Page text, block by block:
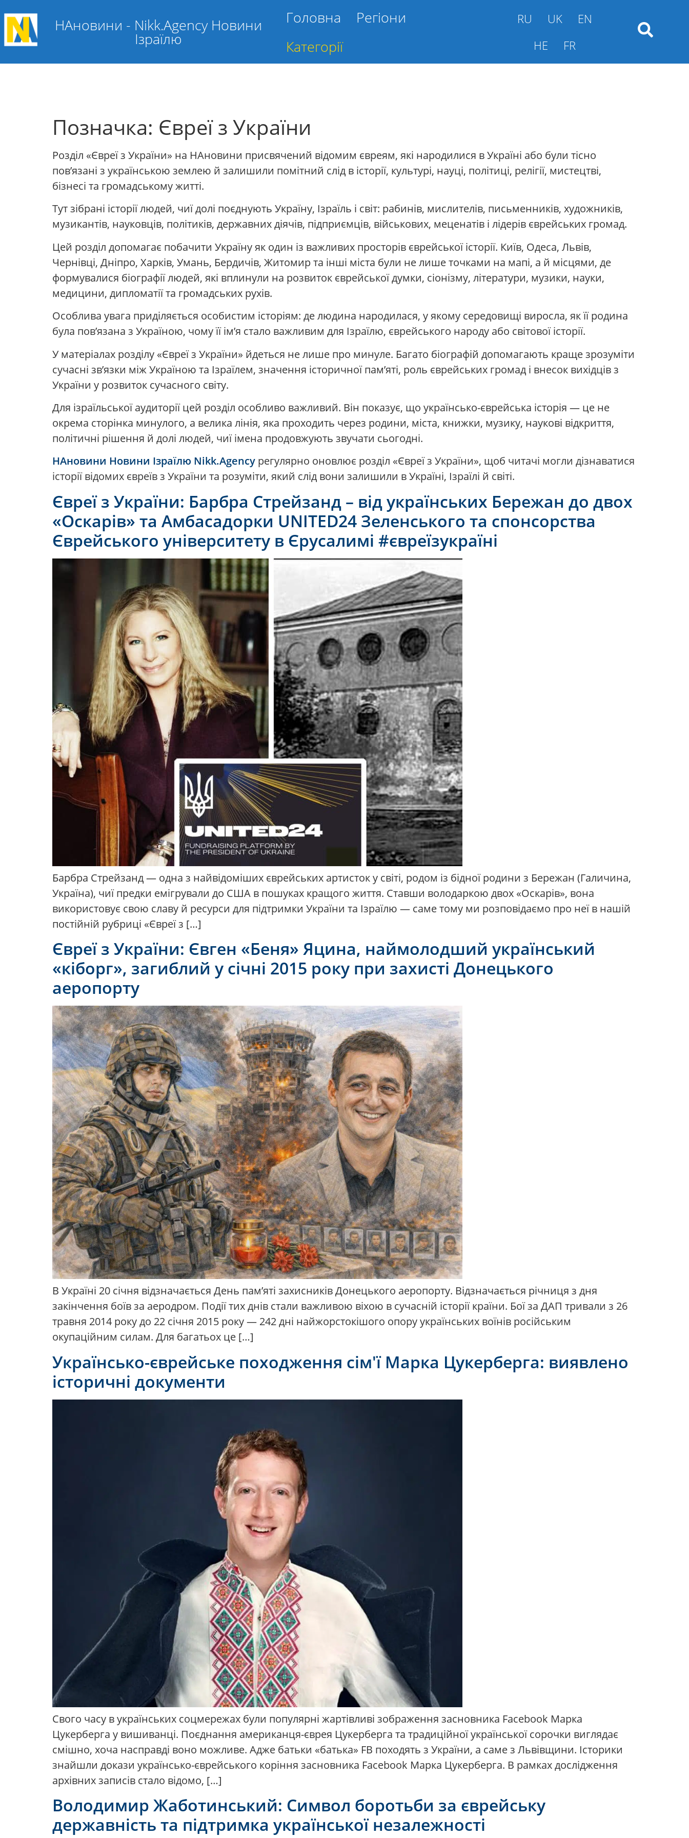
НАновини - Nikk.Agency Новини
Ізраїлю
Головна
Регіони
Категорії
RU UK
EN
HE
FR
Позначка: Євреї з України
Розділ «Євреї з України» на НАновини присвячений відомим євреям, які народилися в Україні або були тісно
пов’язані з українською землею й залишили помітний слід в історії, культурі, науці, політиці, релігії, мистецтві,
бізнесі та громадському житті.
Тут зібрані історії людей, чиї долі поєднують Україну, Ізраїль і світ: рабинів, мислителів, письменників, художників,
музикантів, науковців, політиків, державних діячів, підприємців, військових, меценатів і лідерів єврейських громад.
Цей розділ допомагає побачити Україну як один із важливих просторів єврейської історії. Київ, Одеса, Львів,
Чернівці, Дніпро, Харків, Умань, Бердичів, Житомир та інші міста були не лише точками на мапі, а й місцями, де
формувалися біографії людей, які вплинули на розвиток єврейської думки, сіонізму, літератури, музики, науки,
медицини, дипломатії та громадських рухів.
Особлива увага приділяється особистим історіям: де людина народилася, у якому середовищі виросла, як її родина
була пов’язана з Україною, чому її ім’я стало важливим для Ізраїлю, єврейського народу або світової історії.
У матеріалах розділу «Євреї з України» йдеться не лише про минуле. Багато біографій допомагають краще зрозуміти
сучасні зв’язки між Україною та Ізраїлем, значення історичної пам’яті, роль єврейських громад і внесок вихідців з
України у розвиток сучасного світу.
Для ізраїльської аудиторії цей розділ особливо важливий. Він показує, що українсько-єврейська історія — це не
окрема сторінка минулого, а велика лінія, яка проходить через родини, міста, книжки, музику, наукові відкриття,
політичні рішення й долі людей, чиї імена продовжують звучати сьогодні.
НАновини Новини Ізраїлю Nikk.Agency регулярно оновлює розділ «Євреї з України», щоб читачі могли дізнаватися
історії відомих євреїв з України та розуміти, який слід вони залишили в Україні, Ізраїлі й світі.
Євреї з України: Барбра Стрейзанд – від українських Бережан до двох
«Оскарів» та Амбасадорки UNITED24 Зеленського та спонсорства
Єврейського університету в Єрусалимі #євреїзукраїні
Барбра Стрейзанд — одна з найвідоміших єврейських артисток у світі, родом із бідної родини з Бережан (Галичина,
Україна), чиї предки емігрували до США в пошуках кращого життя. Ставши володаркою двох «Оскарів», вона
використовує свою славу й ресурси для підтримки України та Ізраїлю — саме тому ми розповідаємо про неї в нашій
постійній рубриці «Євреї з […]
Євреї з України: Євген «Беня» Яцина, наймолодший український
«кіборг», загиблий у січні 2015 року при захисті Донецького
аеропорту
В Україні 20 січня відзначається День пам’яті захисників Донецького аеропорту. Відзначається річниця з дня
закінчення боїв за аеродром. Події тих днів стали важливою віхою в сучасній історії країни. Бої за ДАП тривали з 26
травня 2014 року до 22 січня 2015 року — 242 дні найжорстокішого опору українських воїнів російським
окупаційним силам. Для багатьох це […]
Українсько-єврейське походження сім'ї Марка Цукерберга: виявлено
історичні документи
Свого часу в українських соцмережах були популярні жартівливі зображення засновника Facebook Марка
Цукерберга у вишиванці. Поєднання американця-єврея Цукерберга та традиційної української сорочки виглядає
смішно, хоча насправді воно можливе. Адже батьки «батька» FB походять з України, а саме з Львівщини. Історики
знайшли докази українсько-єврейського коріння засновника Facebook Марка Цукерберга. В рамках дослідження
архівних записів стало відомо, […]
Володимир Жаботинський: Символ боротьби за єврейську
державність та підтримка української незалежності